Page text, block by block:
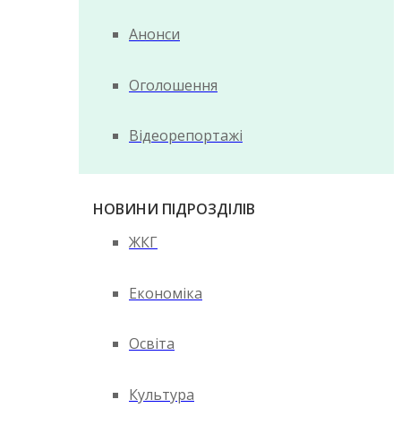
Анонси
Оголошення
Відеорепортажі
НОВИНИ ПІДРОЗДІЛІВ
ЖКГ
Економіка
Освіта
Культура